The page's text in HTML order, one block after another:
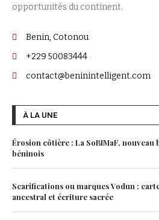
opportunités du continent.
Benin, Cotonou
+229 50083444
contact@beninintelligent.com
À LA UNE
Érosion côtière : La SoBIMaF,
béninois
Scarifications ou marques Vodun :
ancestral et écriture sacrée